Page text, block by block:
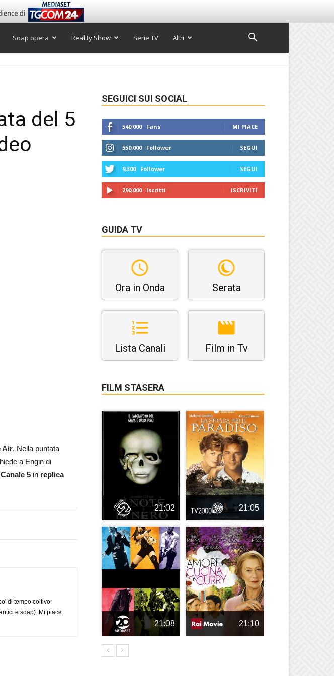
Soap opera Reality Show Serie TV Altri
del 5
Air. Nella puntata
a Engin di
Canale 5 in replica
di tempo coltivo:
e soap). Mi piace
SEGUICI SUI SOCIAL
540,000 Fans MI PIACE
550,000 Follower SEGUI
9,300 Follower SEGUI
290,000 Iscritti ISCRIVITI
GUIDA TV
Ora in Onda Serata
Lista Canali Film in Tv
FILM STASERA
21:02 21:05
21:08 21:10